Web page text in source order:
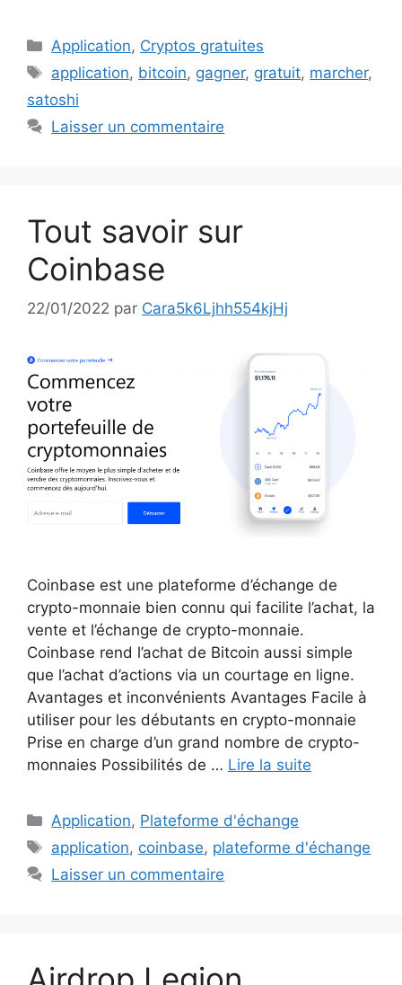
Catégories
Application, Cryptos gratuites
Étiquettes
application, bitcoin, gagner, gratuit, marcher,
satoshi
Laisser un commentaire
Tout savoir sur
Coinbase
22/01/2022 par Cara5k6Ljhh554kjHj
Coinbase est une plateforme d’échange de
crypto-monnaie bien connu qui facilite l’achat, la
vente et l’échange de crypto-monnaie.
Coinbase rend l’achat de Bitcoin aussi simple
que l’achat d’actions via un courtage en ligne.
Avantages et inconvénients Avantages Facile à
utiliser pour les débutants en crypto-monnaie
Prise en charge d’un grand nombre de crypto-
monnaies Possibilités de … Lire la suite
Catégories
Application, Plateforme d'échange
Étiquettes
application, coinbase, plateforme d'échange
Laisser un commentaire